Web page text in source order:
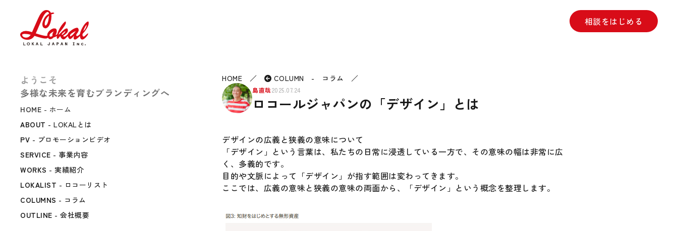
相談をはじめる
ようこそ
多様な未来を育むブランディングへ
HOME - ホーム
ABOUT - LOKALとは
PV - プロモーションビデオ
SERVICE - 事業内容
WORKS - 実績紹介
LOKALIST - ロコーリスト
COLUMNS - コラム
OUTLINE - 会社概要
HOME ／ COLUMN - コラム ／
島直哉2025.07.24
ロコールジャパンの「デザイン」とは
デザインの広義と狭義の意味について
「デザイン」という言葉は、私たちの日常に浸透している一方で、その意味の幅は非常に広
く、多義的です。
目的や文脈によって「デザイン」が指す範囲は変わってきます。
ここでは、広義の意味と狭義の意味の両面から、「デザイン」という概念を整理します。